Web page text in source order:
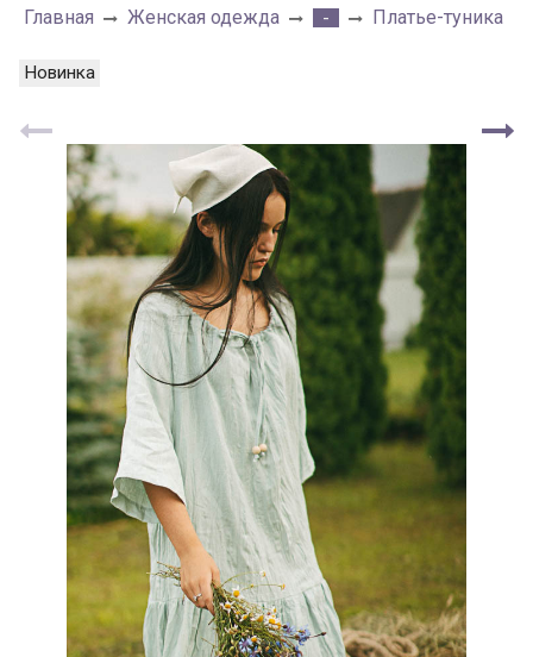
Главная Женская одежда - Платье-туника
Новинка